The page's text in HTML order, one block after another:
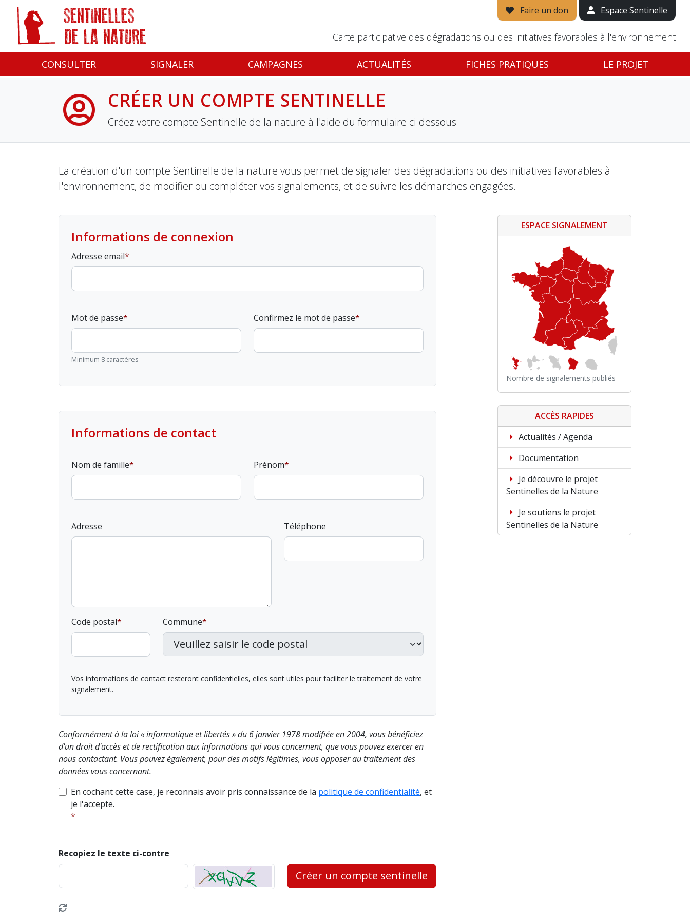
Faire un don Espace Sentinelle
Carte participative des dégradations ou des initiatives favorables à l'environnement
CONSULTER SIGNALER CAMPAGNES ACTUALITÉS FICHES PRATIQUES LE PROJET
CRÉER UN COMPTE SENTINELLE
Créez votre compte Sentinelle de la nature à l'aide du formulaire ci-dessous
La création d'un compte Sentinelle de la nature vous permet de signaler des dégradations ou des initiatives favorables à
l'environnement, de modifier ou compléter vos signalements, et de suivre les démarches engagées.
Informations de connexion
Adresse email
Mot de passe
Minimum 8 caractères
Confirmez le mot de passe
Informations de contact
Nom de famille Prénom
Adresse Téléphone
Code postal Commune
Vos informations de contact resteront confidentielles, elles sont utiles pour faciliter le traitement de votre
signalement.
Conformément à la loi « informatique et libertés » du 6 janvier 1978 modifiée en 2004, vous bénéficiez
d'un droit d'accès et de rectification aux informations qui vous concernent, que vous pouvez exercer en
nous contactant. Vous pouvez également, pour des motifs légitimes, vous opposer au traitement des
données vous concernant.
En cochant cette case, je reconnais avoir pris connaissance de la politique de confidentialité, et
je l'accepte.
Recopiez le texte ci-contre
Créer un compte sentinelle
ESPACE SIGNALEMENT
Nombre de signalements publiés
ACCÈS RAPIDES
Actualités / Agenda
Documentation
Je découvre le projet
Sentinelles de la Nature
Je soutiens le projet
Sentinelles de la Nature
Panneau de gestion des cookies